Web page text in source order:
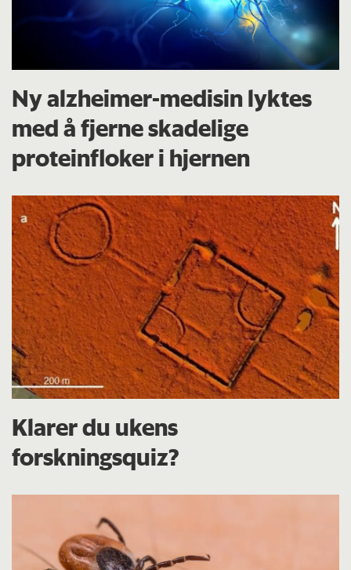
Ny alzheimer-medisin lyktes
med å fjerne skadelige
proteinfloker i hjernen
Klarer du ukens
forskningsquiz?